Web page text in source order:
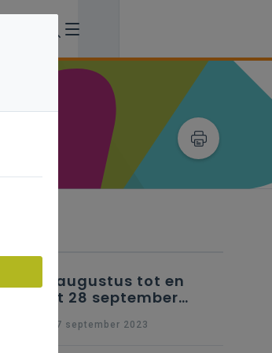
25 augustus tot en
met 28 september
vragen
wo 27 september 2023